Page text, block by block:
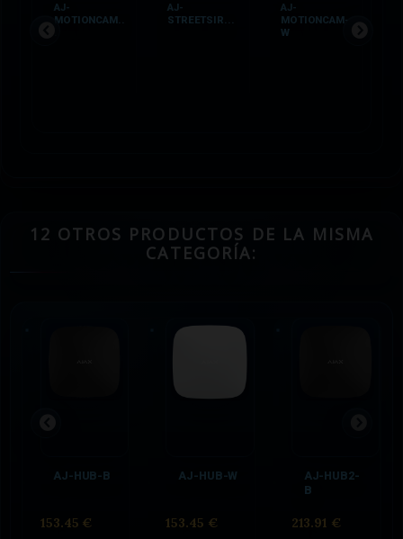
AJ-
MOTIONCAM..
AJ-
STREETSIR...
AJ-
MOTIONCAM-
W
12 OTROS PRODUCTOS DE LA MISMA
CATEGORÍA:
AJ-HUB-B
153.45 €
AJ-HUB-W
153.45 €
AJ-HUB2-
B
213.91 €